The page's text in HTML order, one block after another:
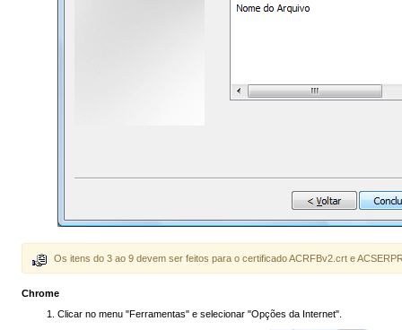
Os itens do 3 ao 9 devem ser feitos para o certificado ACRFBv2.crt e
Chrome
Clicar no menu "Ferramentas" e selecionar "Opções da Internet".